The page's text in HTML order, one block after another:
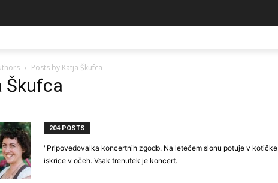
Posts by Katja Škufca
Škufca
204 POSTS
"Pripovedovalka koncertnih zgodb. Na letečem slonu potuje v
iskrice v očeh. Vsak trenutek je koncert.